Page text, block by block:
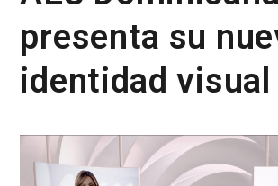
presenta su
identidad visual